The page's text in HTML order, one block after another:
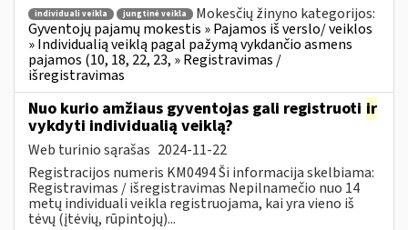
individuali veikla jungtinė veikla
Mokesčių žinyno kategorijos:
Gyventojų pajamų mokestis » Pajamos iš verslo/ veiklos
» Individualią veiklą pagal pažymą vykdančio asmens
pajamos (10, 18, 22, 23, » Registravimas /
išregistravimas
Nuo kurio amžiaus gyventojas gali registruoti ir
vykdyti individualią veiklą?
Web turinio sąrašas 2024-11-22
Registracijos numeris KM0494 Ši informacija skelbiama:
Registravimas / išregistravimas Nepilnamečio nuo 14
metų individuali veikla registruojama, kai yra vieno iš
tėvų (įtėvių, rūpintojų)...